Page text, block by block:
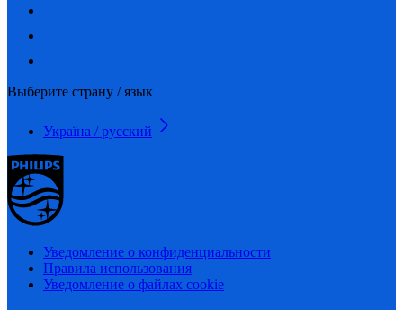
Выберите страну / язык
Україна / русский
Уведомление о конфиденциальности
Правила использования
Уведомление о файлах cookie